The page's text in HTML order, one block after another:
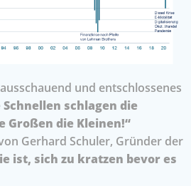
und entschlossenes
Schnellen schlagen die
Großen die Kleinen!“
Gerhard Schuler, Gründer der
ist, sich zu kratzen bevor es